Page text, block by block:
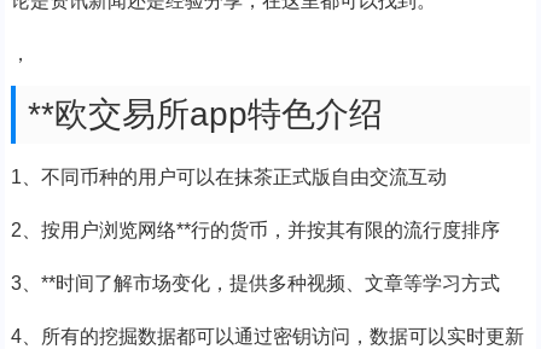
，
**欧交易所app特色介绍
1、不同币种的用户可以在抹茶正式版自由交流互动
2、按用户浏览网络**行的货币，并按其有限的流行度排序
3、**时间了解市场变化，提供多种视频、文章等学习方式
4、所有的挖掘数据都可以通过密钥访问，数据可以实时更新